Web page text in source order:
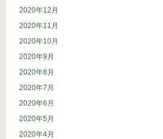
2020年12月
2020年11月
2020年10月
2020年9月
2020年8月
2020年7月
2020年6月
2020年5月
2020年4月